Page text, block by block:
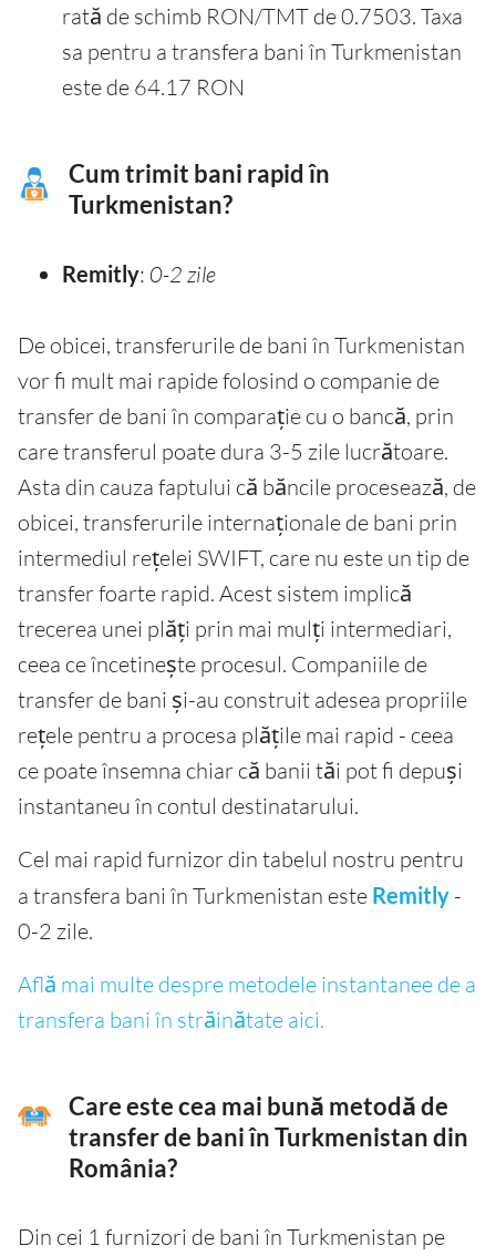
rată de schimb RON/TMT de 0.7503. Taxa
sa pentru a transfera bani în Turkmenistan
este de 64.17 RON
Cum trimit bani rapid în
Turkmenistan?
Remitly: 0-2 zile
De obicei, transferurile de bani în Turkmenistan
vor fi mult mai rapide folosind o companie de
transfer de bani în comparație cu o bancă, prin
care transferul poate dura 3-5 zile lucrătoare.
Asta din cauza faptului că băncile procesează, de
obicei, transferurile internaționale de bani prin
intermediul rețelei SWIFT, care nu este un tip de
transfer foarte rapid. Acest sistem implică
trecerea unei plăți prin mai mulți intermediari,
ceea ce încetinește procesul. Companiile de
transfer de bani și-au construit adesea propriile
rețele pentru a procesa plățile mai rapid - ceea
ce poate însemna chiar că banii tăi pot fi depuși
instantaneu în contul destinatarului.
Cel mai rapid furnizor din tabelul nostru pentru
a transfera bani în Turkmenistan este Remitly -
0-2 zile.
Află mai multe despre metodele instantanee de a
transfera bani în străinătate aici.
Care este cea mai bună metodă de
transfer de bani în Turkmenistan din
România?
Din cei 1 furnizori de bani în Turkmenistan pe